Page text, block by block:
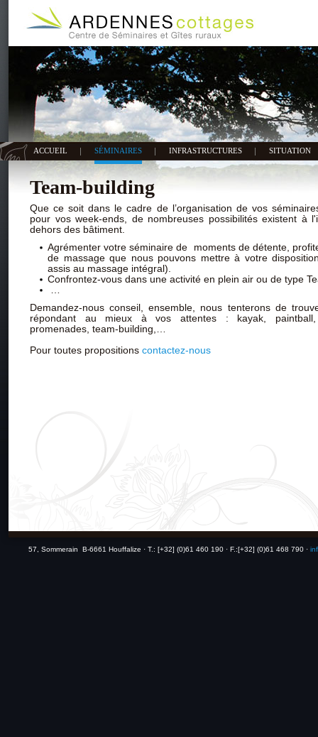
Team-building
Que ce soit dans le cadre de l’organisation de vos
pour vos week-ends, de nombreuses possibilités existent à
dehors des bâtiment.
Agrémenter votre séminaire de moments de détente,
de massage que nous pouvons mettre à votre
assis au massage intégral).
Confrontez-vous dans une activité en plein air ou de type
…
Demandez-nous conseil, ensemble, nous tenterons de
répondant au mieux à vos attentes : kayak, paintball,
promenades, team-building,…
Pour toutes propositions contactez-nous
57, Sommerain B-6661 Houffalize · T.: [+32] (0)61 460 190 · F.:[+32] (0)61 468 790 ·
ACCUEIL SÉMINAIRES INFRASTRUCTURES SITUATION